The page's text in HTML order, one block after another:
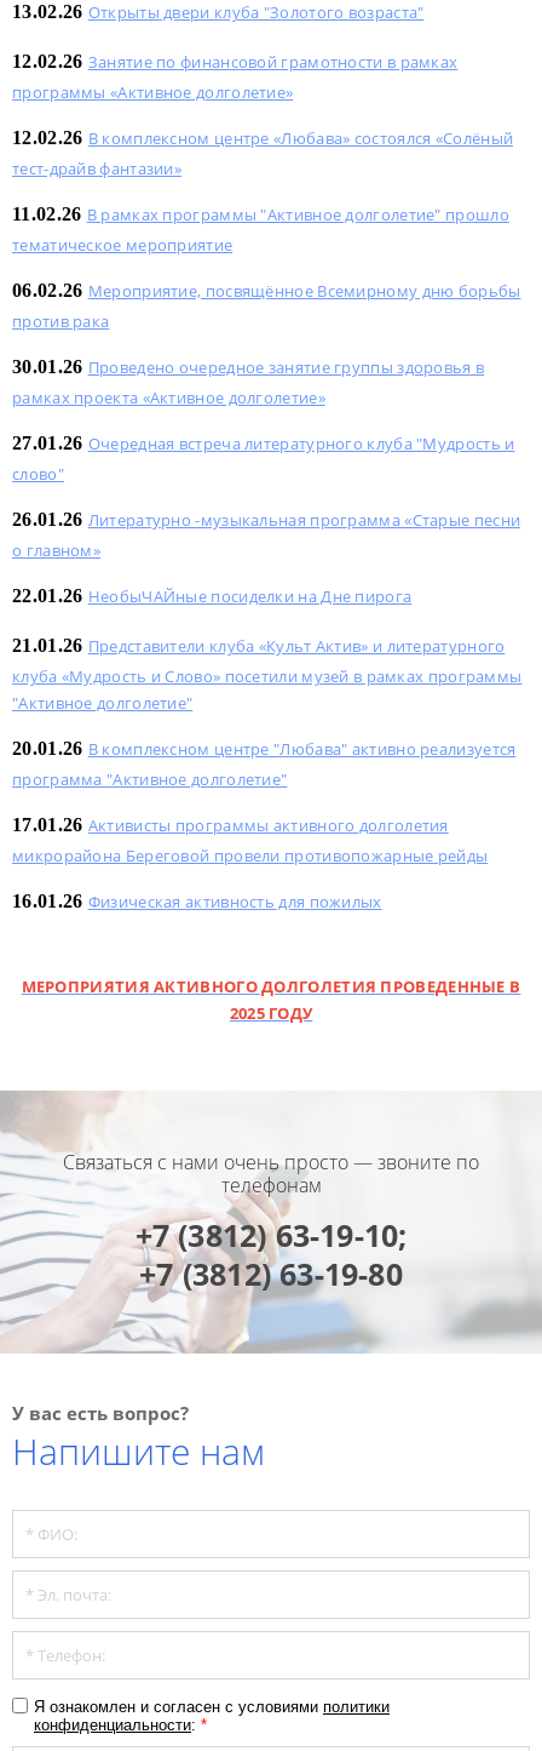
13.02.26 Открыты двери клуба "Золотого возраста"
12.02.26 Занятие по финансовой грамотности в рамках
программы «Активное долголетие»
12.02.26 В комплексном центре «Любава» состоялся «Солёный
тест-драйв фантазии»
11.02.26 В рамках программы "Активное долголетие" прошло
тематическое мероприятие
06.02.26 Мероприятие, посвящённое Всемирному дню борьбы
против рака
30.01.26 Проведено очередное занятие группы здоровья в
рамках проекта «Активное долголетие»
27.01.26 Очередная встреча литературного клуба "Мудрость и
слово"
26.01.26 Литературно -музыкальная программа «Старые песни
о главном»
22.01.26 НеобыЧАЙные посиделки на Дне пирога
21.01.26 Представители клуба «Культ Актив» и литературного
клуба «Мудрость и Слово» посетили музей в рамках программы
"Активное долголетие"
20.01.26 В комплексном центре "Любава" активно реализуется
программа "Активное долголетие"
17.01.26 Активисты программы активного долголетия
микрорайона Береговой провели противопожарные рейды
16.01.26 Физическая активность для пожилых
МЕРОПРИЯТИЯ АКТИВНОГО ДОЛГОЛЕТИЯ ПРОВЕДЕННЫЕ В
2025 ГОДУ
Связаться с нами очень просто — звоните по
телефонам
+7 (3812) 63-19-10;
+7 (3812) 63-19-80
У вас есть вопрос?
Напишите нам
Я ознакомлен и согласен с условиями политики
конфиденциальности: *